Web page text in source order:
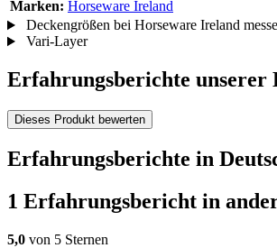
Marken: Horseware Ireland
Deckengrößen bei Horseware Ireland
Vari-Layer
Erfahrungsberichte unserer
Dieses Produkt bewerten
Erfahrungsberichte in
1 Erfahrungsbericht in
5,0 von 5 Sternen